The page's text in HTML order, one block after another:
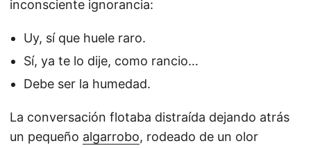
inconsciente ignorancia:
Uy, sí que huele raro.
Sí, ya te lo dije, como rancio…
Debe ser la humedad.
La conversación flotaba distraída dejando atrás
un pequeño algarrobo, rodeado de un olor